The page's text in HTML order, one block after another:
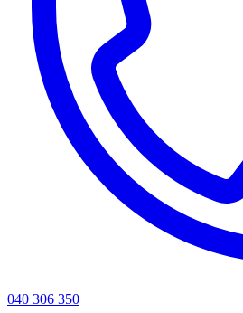
040 306 350